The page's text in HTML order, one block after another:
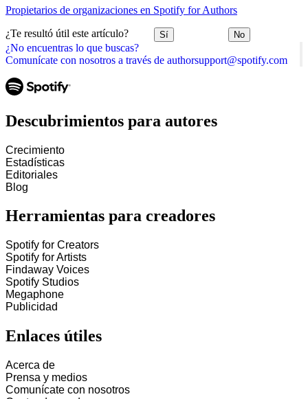
¿No encuentras lo que buscas?
Comunícate con nosotros a través de authorsupport@spotify.com
Propietarios de organizaciones en Spotify for Authors
¿Te resultó útil este artículo? Sí No
Descubrimientos para autores
Crecimiento
Estadísticas
Editoriales
Blog
Herramientas para creadores
Spotify for Creators
Spotify for Artists
Findaway Voices
Spotify Studios
Megaphone
Publicidad
Enlaces útiles
Acerca de
Prensa y medios
Comunícate con nosotros